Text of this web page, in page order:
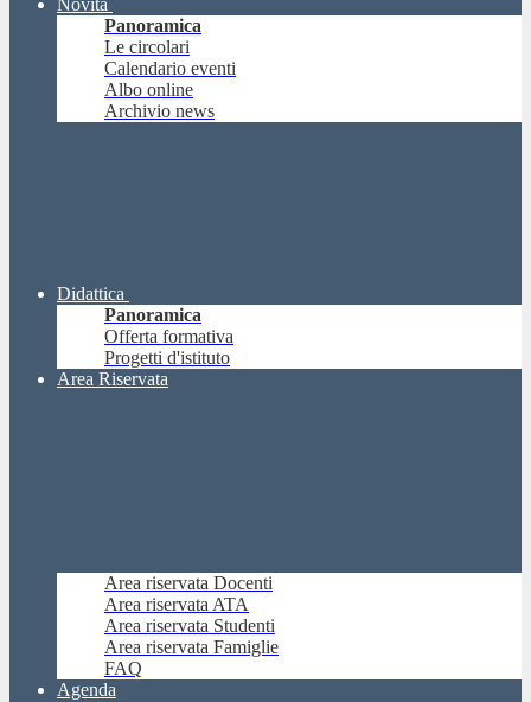
Novità
Panoramica
Le circolari
Calendario eventi
Albo online
Archivio news
Didattica
Panoramica
Offerta formativa
Progetti d'istituto
Area Riservata
Area riservata Docenti
Area riservata ATA
Area riservata Studenti
Area riservata Famiglie
FAQ
Agenda